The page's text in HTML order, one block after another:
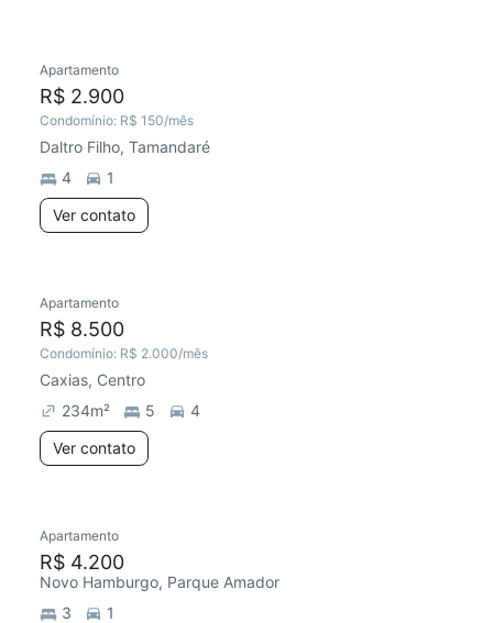
Chegou este mês
Apartamento
R$ 2.900
Condomínio: R$ 150/mês
Daltro Filho, Tamandaré
4
1
Ver contato
Chegou este mês
Apartamento
R$ 8.500
Condomínio: R$ 2.000/mês
Caxias, Centro
234m² 5
4
Ver contato
Chegou este mês
Apartamento
R$ 4.200
Novo Hamburgo, Parque Amador
3
1